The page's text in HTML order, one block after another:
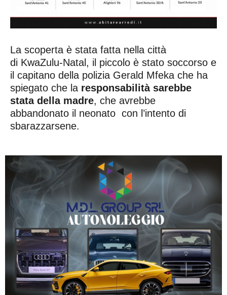
La scoperta è stata fatta nella città
di KwaZulu-Natal, il piccolo è stato soccorso e
il capitano della polizia Gerald Mfeka che ha
spiegato che la responsabilità sarebbe
stata della madre, che avrebbe
abbandonato il neonato con l’intento di
sbarazzarsene.